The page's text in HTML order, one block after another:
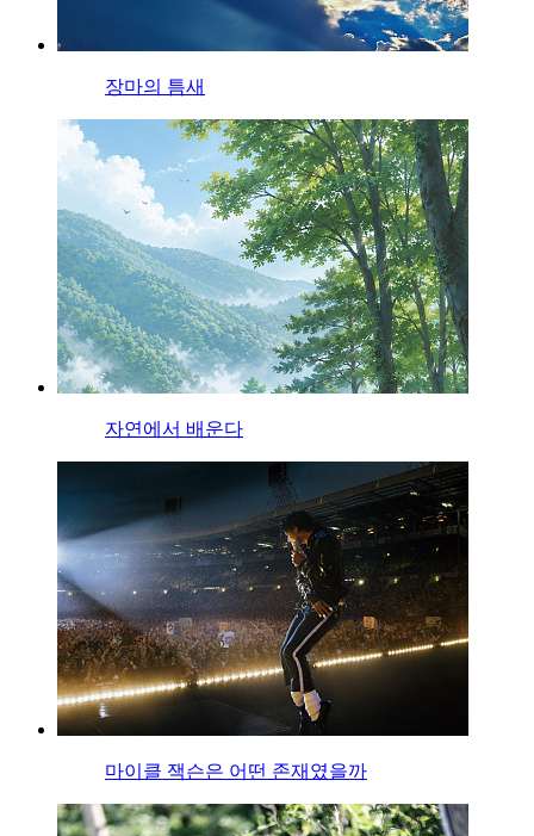
장마의 틈새
자연에서 배운다
마이클 잭슨은 어떤 존재였을까